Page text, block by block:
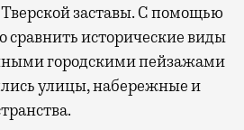
заставы. С помощью
сравнить исторические виды
городскими пейзажами
улицы, набережные и